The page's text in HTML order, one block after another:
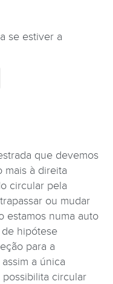
se estiver a
que devemos
mais à direita
circular pela
ou mudar
estamos numa auto
hipótese
para a
a única
circular